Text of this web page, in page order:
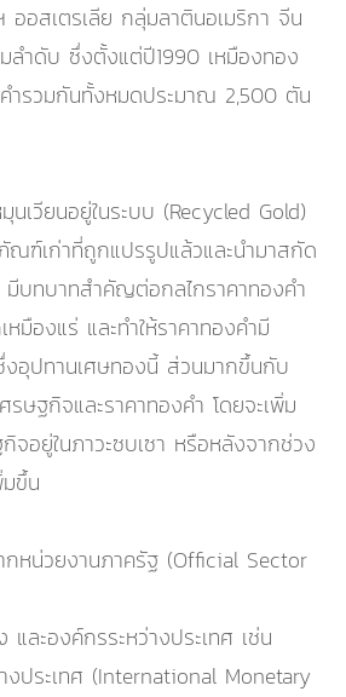
อสเตรเลีย กลุ่มลาตินอเมริกา จีน
ลำดับ ซึ่งตั้งแต่ปี1990 เหมืองทอง
ำรวมกันทั้งหมดประมาณ 2,500 ตัน
นเวียนอยู่ในระบบ (Recycled Gold)
ณฑ์เก่าที่ถูกแปรรูปแล้วและนำมาสกัด
มีบทบาทสำคัญต่อกลไกราคาทองคำ
มืองแร่ และทำให้ราคาทองคำมี
อุปทานเศษทองนี้ ส่วนมากขึ้นกับ
รษฐกิจและราคาทองคำ โดยจะเพิ่ม
จอยู่ในภาวะซบเซา หรือหลังจากช่วง
ขึ้น
กหน่วยงานภาครัฐ (Official Sector
ละองค์กรระหว่างประเทศ เช่น
งประเทศ (International Monetary